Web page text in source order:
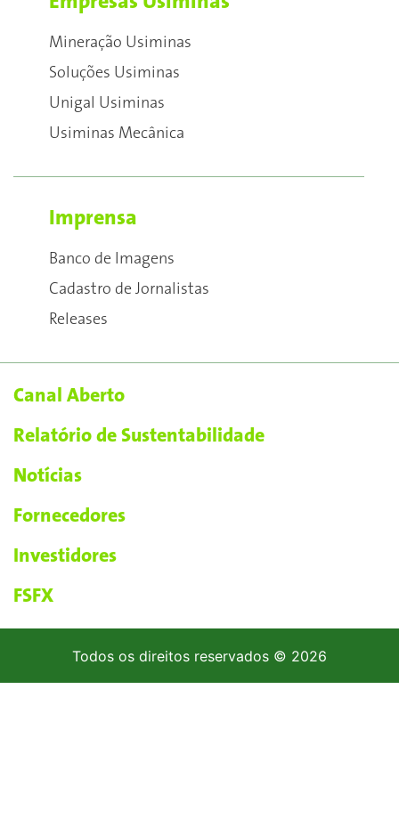
Mineração Usiminas
Soluções Usiminas
Unigal Usiminas
Usiminas Mecânica
Imprensa
Banco de Imagens
Cadastro de Jornalistas
Releases
Canal Aberto
Relatório de Sustentabilidade
Notícias
Fornecedores
Investidores
FSFX
Todos os direitos reservados © 2026